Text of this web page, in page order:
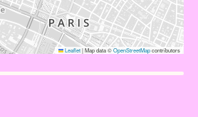
Leaflet|Map data ©OpenStreetMapcontributors